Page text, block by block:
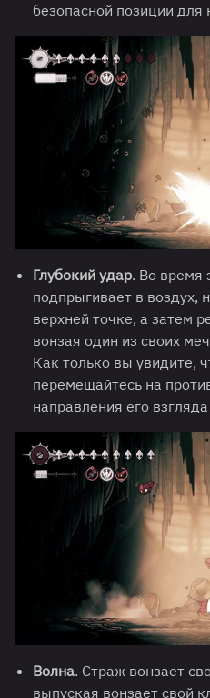
безопасной позиции для
Глубокий удар. Во время
подпрыгивает в воздух,
верхней точке, а затем
вонзая один из своих
Как только вы увидите,
перемещайтесь на
направления его
Волна. Страж вонзает
выпуская вонзает свой